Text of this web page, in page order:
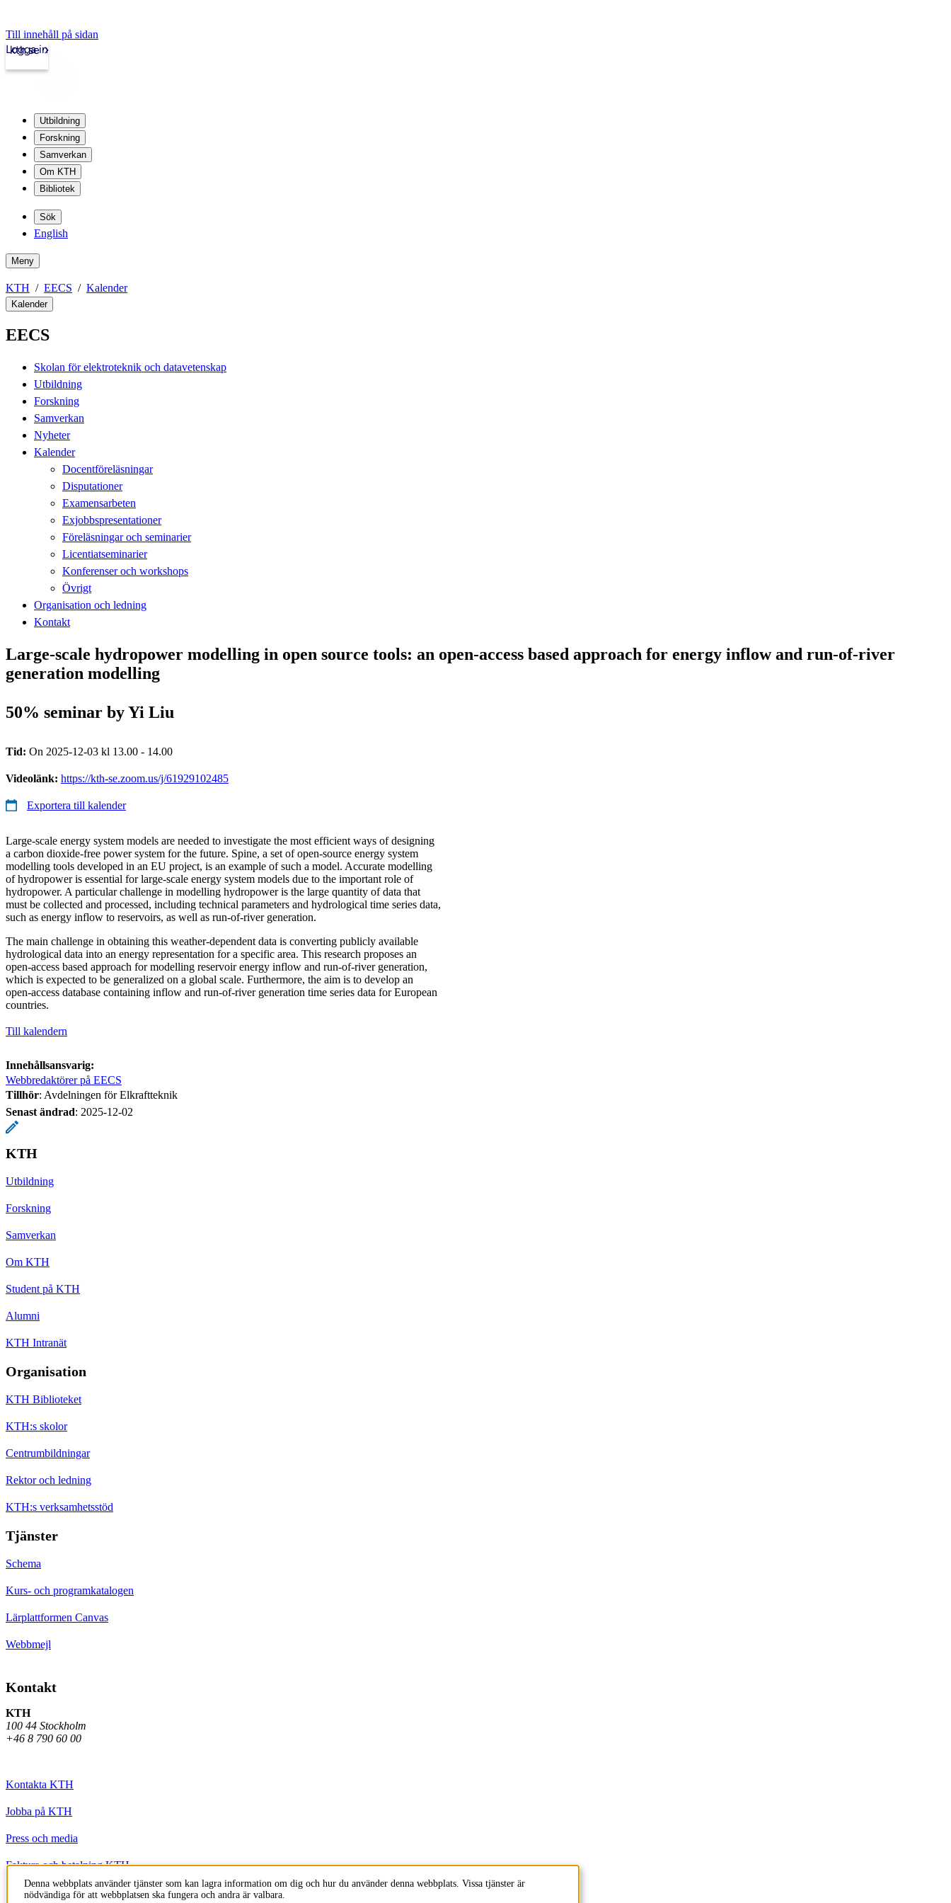
Till innehåll på sidan
kth.se
Logga in
Utbildning
Forskning
Samverkan
Om KTH
Bibliotek
Sök
English
Meny
KTH EECS Kalender
Kalender
EECS
Skolan för elektroteknik och datavetenskap
Utbildning
Forskning
Samverkan
Nyheter
Kalender
Docentföreläsningar
Disputationer
Examensarbeten
Exjobbspresentationer
Föreläsningar och seminarier
Licentiatseminarier
Konferenser och workshops
Övrigt
Organisation och ledning
Kontakt
Large-scale hydropower modelling in open source tools: an open-access based approach for energy inflow and run-of-river
generation modelling
50% seminar by Yi Liu
Tid: On 2025-12-03 kl 13.00 - 14.00
Videolänk: https://kth-se.zoom.us/j/61929102485
Exportera till kalender
Large-scale energy system models are needed to investigate the most efficient ways of designing
a carbon dioxide-free power system for the future. Spine, a set of open-source energy system
modelling tools developed in an EU project, is an example of such a model. Accurate modelling
of hydropower is essential for large-scale energy system models due to the important role of
hydropower. A particular challenge in modelling hydropower is the large quantity of data that
must be collected and processed, including technical parameters and hydrological time series data,
such as energy inflow to reservoirs, as well as run-of-river generation.
The main challenge in obtaining this weather-dependent data is converting publicly available
hydrological data into an energy representation for a specific area. This research proposes an
open-access based approach for modelling reservoir energy inflow and run-of-river generation,
which is expected to be generalized on a global scale. Furthermore, the aim is to develop an
open-access database containing inflow and run-of-river generation time series data for European
countries.
Till kalendern
Innehållsansvarig:
Webbredaktörer på EECS
Tillhör: Avdelningen för Elkraftteknik
Senast ändrad: 2025-12-02
KTH
Utbildning
Forskning
Samverkan
Om KTH
Student på KTH
Alumni
KTH Intranät
Organisation
KTH Biblioteket
KTH:s skolor
Centrumbildningar
Rektor och ledning
KTH:s verksamhetsstöd
Tjänster
Schema
Kurs- och programkatalogen
Lärplattformen Canvas
Webbmejl
Kontakt
KTH
100 44 Stockholm
+46 8 790 60 00
Kontakta KTH
Jobba på KTH
Press och media
Faktura och betalning KTH
Om KTH:s webbplatser
Denna webbplats använder tjänster som kan lagra information om dig och hur du använder denna webbplats. Vissa tjänster är
nödvändiga för att webbplatsen ska fungera och andra är valbara.